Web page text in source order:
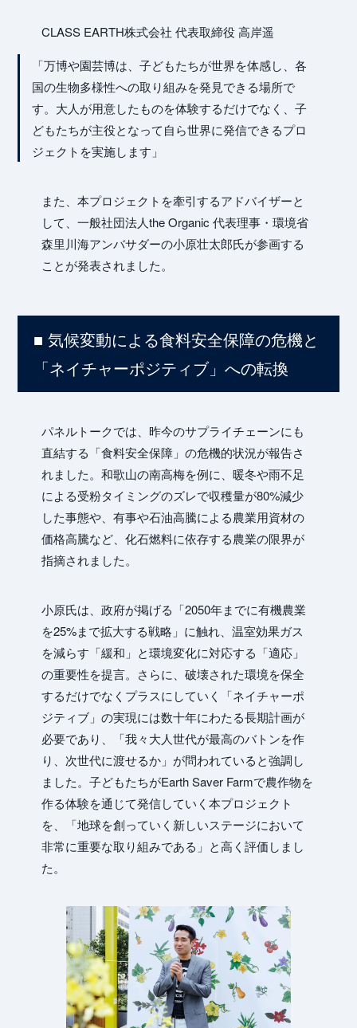
CLASS EARTH株式会社 代表取締役 高岸遥
「万博や園芸博は、子どもたちが世界を体感し、各
国の生物多様性への取り組みを発見できる場所で
す。大人が用意したものを体験するだけでなく、子
どもたちが主役となって自ら世界に発信できるプロ
ジェクトを実施します」
また、本プロジェクトを牽引するアドバイザーと
して、一般社団法人the Organic 代表理事・環境省
森里川海アンバサダーの小原壮太郎氏が参画する
ことが発表されました。
■ 気候変動による食料安全保障の危機と
「ネイチャーポジティブ」への転換
パネルトークでは、昨今のサプライチェーンにも
直結する「食料安全保障」の危機的状況が報告さ
れました。和歌山の南高梅を例に、暖冬や雨不足
による受粉タイミングのズレで収穫量が80%減少
した事態や、有事や石油高騰による農業用資材の
価格高騰など、化石燃料に依存する農業の限界が
指摘されました。
小原氏は、政府が掲げる「2050年までに有機農業
を25%まで拡大する戦略」に触れ、温室効果ガス
を減らす「緩和」と環境変化に対応する「適応」
の重要性を提言。さらに、破壊された環境を保全
するだけでなくプラスにしていく「ネイチャーポ
ジティブ」の実現には数十年にわたる長期計画が
必要であり、「我々大人世代が最高のバトンを作
り、次世代に渡せるか」が問われていると強調し
ました。子どもたちがEarth Saver Farmで農作物を
作る体験を通じて発信していく本プロジェクト
を、「地球を創っていく新しいステージにおいて
非常に重要な取り組みである」と高く評価しまし
た。